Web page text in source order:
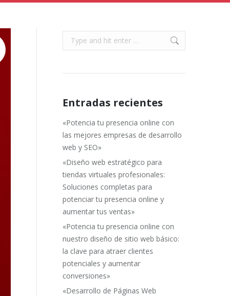
Search:
Entradas recientes
«Potencia tu presencia online con
las mejores empresas de desarrollo
web y SEO»
«Diseño web estratégico para
tiendas virtuales profesionales:
Soluciones completas para
potenciar tu presencia online y
aumentar tus ventas»
«Potencia tu presencia online con
nuestro diseño de sitio web básico:
la clave para atraer clientes
potenciales y aumentar
conversiones»
«Desarrollo de Páginas Web